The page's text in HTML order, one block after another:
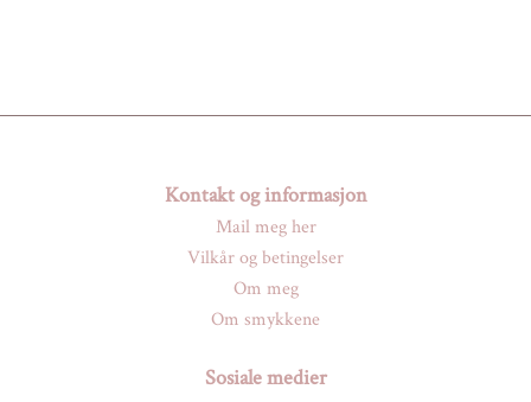
Kontakt og informasjon
Mail meg her
Vilkår og betingelser
Om meg
Om smykkene
Sosiale medier